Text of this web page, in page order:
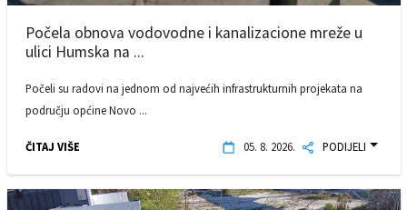
Počela obnova vodovodne i kanalizacione mreže u
ulici Humska na ...
Počeli su radovi na jednom od najvećih infrastrukturnih projekata na
području općine Novo ...
ČITAJ VIŠE 05. 8. 2026. PODIJELI